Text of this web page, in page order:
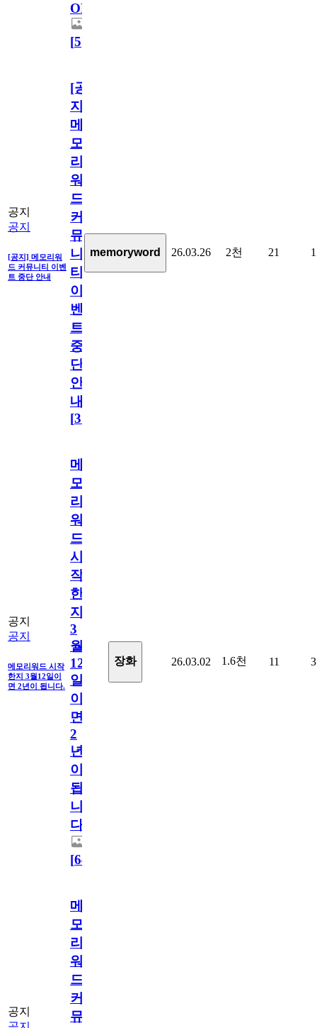
OPEN!
[5]
공지
공지
[공지] 메모리워
드 커뮤니티 이벤
트 중단 안내
[공
지]
메
모
리
워
드
커
뮤
니
티
이
벤
트
중
단
안
내
[31
memoryword 26.03.26 2천 21 1
공지
공지
메모리워드 시작
한지 3월12일이
면 2년이 됩니다.
메
모
리
워
드
시
작
한
지
3
월
12
일
이
면
2
년
이
됩
니
다.
[64
장화 26.03.02 1.6천 11 3
공지
메
모
리
워
드
커
뮤